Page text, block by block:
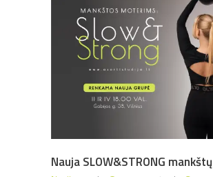
Nauja SLOW&STRONG